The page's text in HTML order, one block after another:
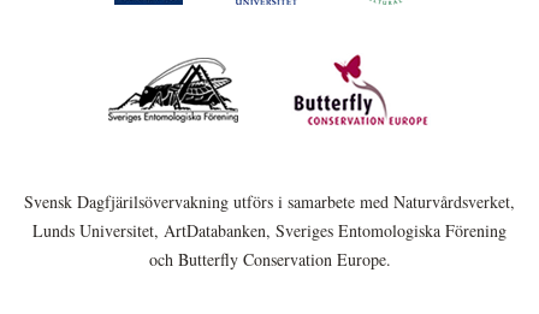
Svensk Dagfjärilsövervakning utförs i samarbete med Naturvårdsverket,
Lunds Universitet, ArtDatabanken, Sveriges Entomologiska Förening
och Butterfly Conservation Europe.